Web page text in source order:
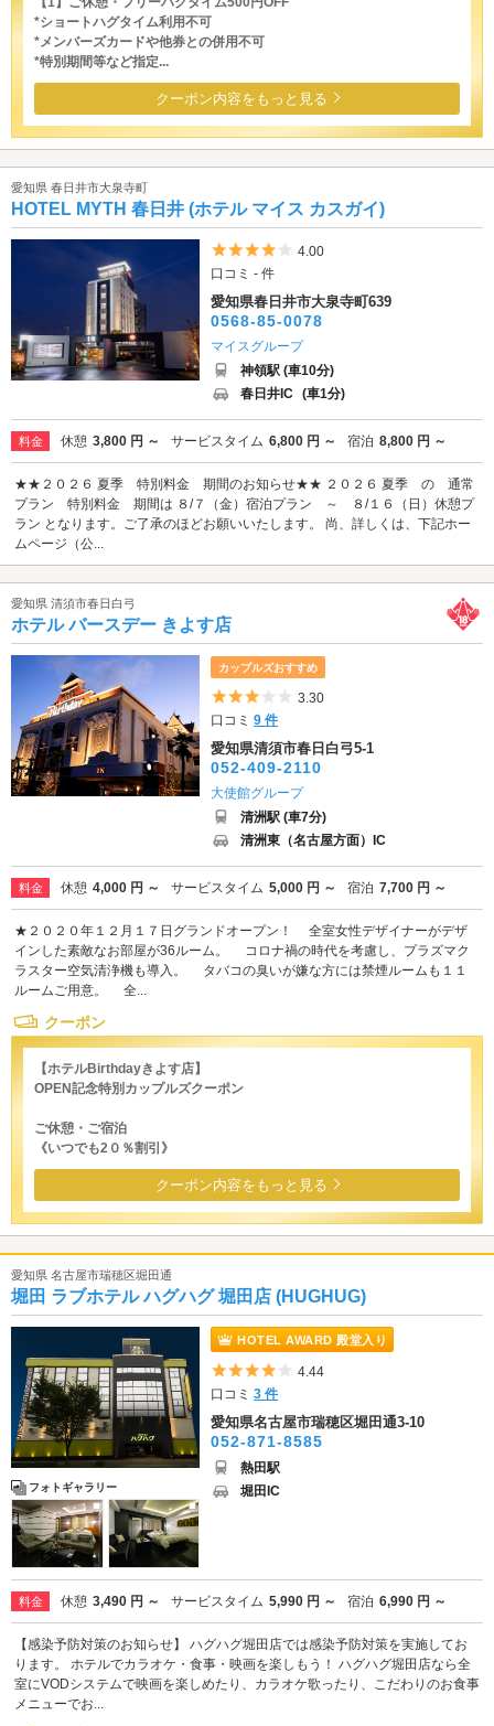
*ショートハグタイム利用不可
*メンバーズカードや他券との併用不可
*特別期間等など指定...
クーポン内容をもっと見る
愛知県 春日井市大泉寺町
HOTEL MYTH 春日井 (ホテル マイス カスガイ)
5つ星のうち4
4.00
口コミ - 件
愛知県春日井市大泉寺町639
0568-85-0078
マイスグループ
神領駅 (車10分)
春日井IC (車1分)
料金 休憩 3,800 円 ～ サービスタイム 6,800 円 ～ 宿泊 8,800 円 ～
★★２０２６ 夏季 特別料金 期間のお知らせ★★ ２０２６ 夏季 の 通常
プラン 特別料金 期間は ８/７（金）宿泊プラン ～ ８/１６（日）休憩プ
ラン となります。ご了承のほどお願いいたします。 尚、詳しくは、下記ホー
ムページ（公...
愛知県 清須市春日白弓
ホテル バースデー きよす店
カップルズおすすめ
5つ星のうち3
3.30
口コミ9 件
愛知県清須市春日白弓5-1
052-409-2110
大使館グループ
清洲駅 (車7分)
清洲東（名古屋方面）IC
料金 休憩 4,000 円 ～ サービスタイム 5,000 円 ～ 宿泊 7,700 円 ～
★２０２０年１２月１７日グランドオープン！ 全室女性デザイナーがデザ
インした素敵なお部屋が36ルーム。 コロナ禍の時代を考慮し、プラズマク
ラスター空気清浄機も導入。 タバコの臭いが嫌な方には禁煙ルームも１１
ルームご用意。 全...
クーポン
【ホテルBirthdayきよす店】
OPEN記念特別カップルズクーポン
ご休憩・ご宿泊
《いつでも2０％割引》
クーポン内容をもっと見る
愛知県 名古屋市瑞穂区堀田通
堀田 ラブホテル ハグハグ 堀田店 (HUGHUG)
フォトギャラリー
HOTEL AWARD 殿堂入り
5つ星のうち4
4.44
口コミ3 件
愛知県名古屋市瑞穂区堀田通3-10
052-871-8585
熱田駅
堀田IC
料金 休憩 3,490 円 ～ サービスタイム 5,990 円 ～ 宿泊 6,990 円 ～
【感染予防対策のお知らせ】 ハグハグ堀田店では感染予防対策を実施してお
ります。 ホテルでカラオケ・食事・映画を楽しもう！ ハグハグ堀田店なら全
室にVODシステムで映画を楽しめたり、カラオケ歌ったり、こだわりのお食事
メニューでお...